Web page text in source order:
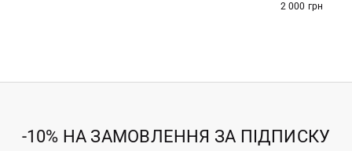
2 000 грн
-10% НА ЗАМОВЛЕННЯ ЗА ПІДПИСКУ